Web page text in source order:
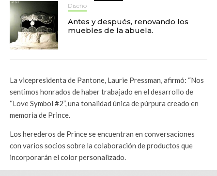
Diseño
Antes y después, renovando los
muebles de la abuela.
La vicepresidenta de Pantone, Laurie Pressman, afirmó: “Nos
sentimos honrados de haber trabajado en el desarrollo de
“Love Symbol #2”, una tonalidad única de púrpura creado en
memoria de Prince.
Los herederos de Prince se encuentran en conversaciones
con varios socios sobre la colaboración de productos que
incorporarán el color personalizado.